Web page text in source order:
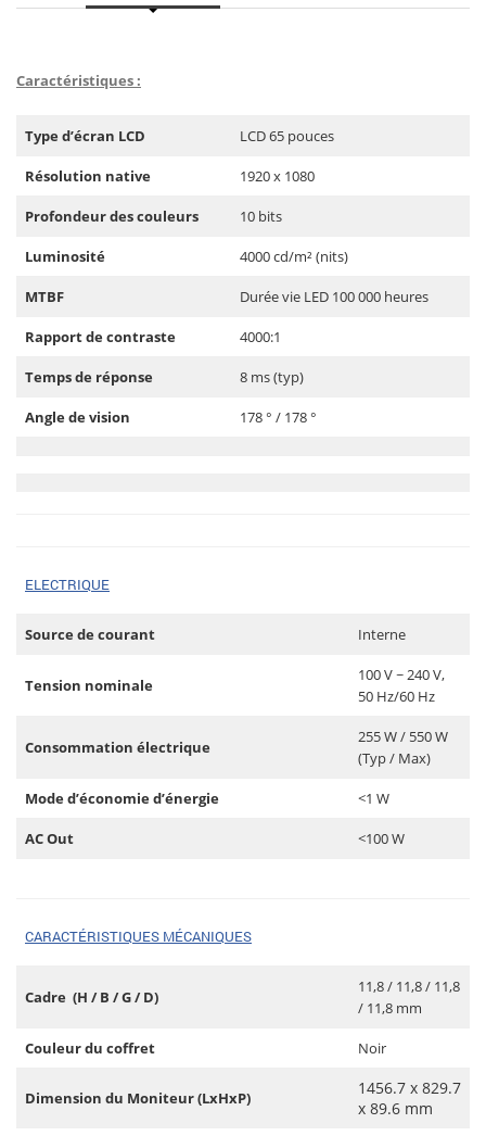
Caractéristiques :
Type d’écran LCD LCD 65 pouces
Résolution native 1920 x 1080
Profondeur des couleurs 10 bits
Luminosité 4000 cd/m² (nits)
MTBF Durée vie LED 100 000 heures
Rapport de contraste 4000:1
Temps de réponse 8 ms (typ)
Angle de vision 178 ° / 178 °
ELECTRIQUE
Source de courant Interne
Tension nominale
100 V ~ 240 V,
50 Hz/60 Hz
Consommation électrique
255 W / 550 W
(Typ / Max)
Mode d’économie d’énergie <1 W
AC Out <100 W
CARACTÉRISTIQUES MÉCANIQUES
Cadre (H / B / G / D)
11,8 / 11,8 / 11,8
/ 11,8 mm
Couleur du coffret Noir
Dimension du Moniteur (LxHxP)
1456.7 x 829.7
x 89.6 mm